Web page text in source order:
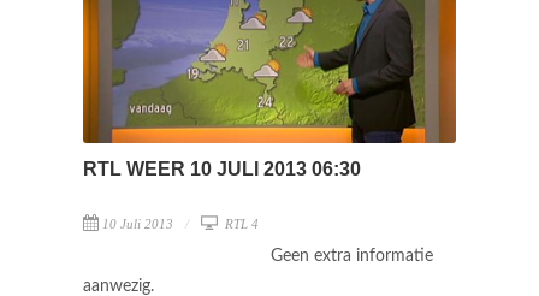
RTL WEER 10 JULI 2013 06:30
10 Juli 2013 RTL 4
Geen extra informatie
aanwezig.